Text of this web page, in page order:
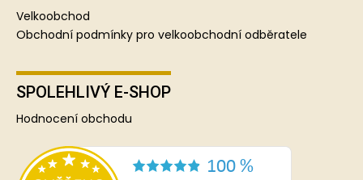
Velkoobchod
Obchodní podmínky pro velkoobchodní odběratele
SPOLEHLIVÝ E-SHOP
Hodnocení obchodu